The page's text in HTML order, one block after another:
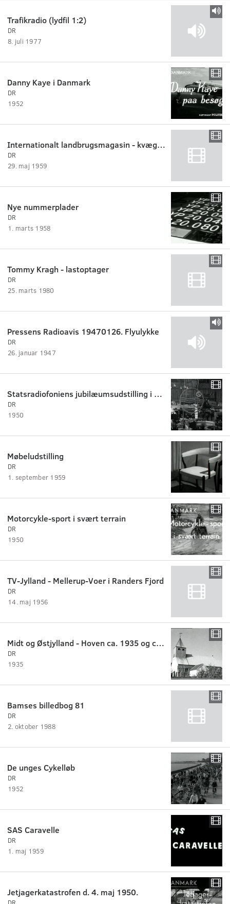
Trafikradio (lydfil 1:2)
DR
8. juli 1977
Danny Kaye i Danmark
DR
1952
Internationalt landbrugsmagasin - kvægtorvet i Randers
DR
29. maj 1959
Nye nummerplader
DR
1. marts 1958
Tommy Kragh - lastoptager
DR
25. marts 1980
Pressens Radioavis 19470126. Flyulykke
DR
26. januar 1947
Statsradiofoniens jubilæumsudstilling i Forum. 1950
DR
1950
Møbeludstilling
DR
1. september 1959
Motorcykle-sport i svært terrain
DR
1950
TV-Jylland - Mellerup-Voer i Randers Fjord
DR
14. maj 1956
Midt og Østjylland - Hoven ca. 1935 og ca. 1950
DR
1935
Bamses billedbog 81
DR
2. oktober 1988
De unges Cykelløb
DR
1952
SAS Caravelle
DR
1. maj 1959
Jetjagerkatastrofen d. 4. maj 1950.